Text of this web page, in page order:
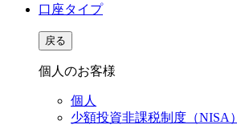
口座タイプ
戻る
個人のお客様
個人
少額投資非課税制度（NISA）